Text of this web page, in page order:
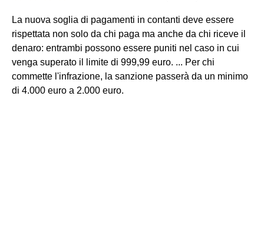
La nuova soglia di pagamenti in contanti deve essere
rispettata non solo da chi paga ma anche da chi riceve il
denaro: entrambi possono essere puniti nel caso in cui
venga superato il limite di 999,99 euro. ... Per chi
commette l'infrazione, la sanzione passerà da un minimo
di 4.000 euro a 2.000 euro.